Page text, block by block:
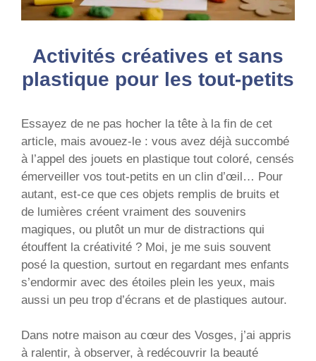
Activités créatives et sans
plastique pour les tout-petits
Essayez de ne pas hocher la tête à la fin de cet
article, mais avouez-le : vous avez déjà succombé
à l’appel des jouets en plastique tout coloré, censés
émerveiller vos tout-petits en un clin d’œil… Pour
autant, est-ce que ces objets remplis de bruits et
de lumières créent vraiment des souvenirs
magiques, ou plutôt un mur de distractions qui
étouffent la créativité ? Moi, je me suis souvent
posé la question, surtout en regardant mes enfants
s’endormir avec des étoiles plein les yeux, mais
aussi un peu trop d’écrans et de plastiques autour.
Dans notre maison au cœur des Vosges, j’ai appris
à ralentir, à observer, à redécouvrir la beauté